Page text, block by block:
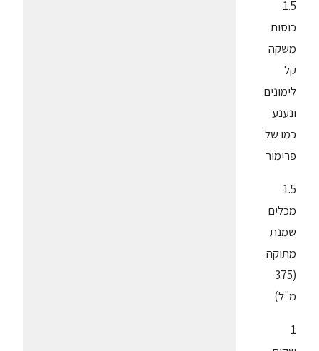
1.5
כוסות
משקה
קל
לימונים
ונענע
כמו של
פרימור
1.5
מכלים
שמנת
מתוקה
(375
מ"ל)
1